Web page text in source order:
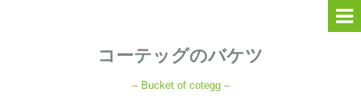
コーテッグのバケツ
– Bucket of cotegg –